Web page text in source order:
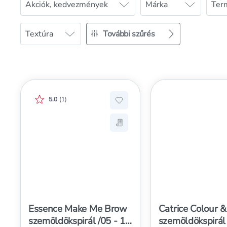
Akciók, kedvezmények Márka
Textúra További szűrés
Essence Make Me Brow
szemöldökspirál /05 - 1
Értékelés pontszáma:
5.0 (1)
Hozzáadás a kedvencekhez,
Mentés a bevásárló listára,
Catrice Colour